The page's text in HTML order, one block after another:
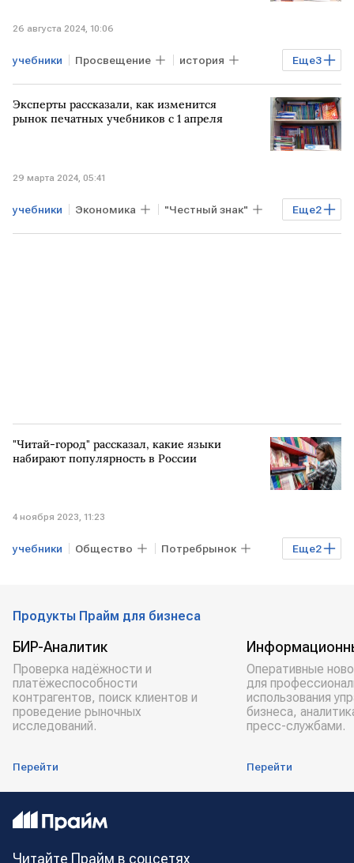
26 августа 2024, 10:06
Еще3
учебники Просвещение история
ФАС РФ
Эксперты рассказали, как изменится
рынок печатных учебников с 1 апреля
29 марта 2024, 05:41
Еще2
учебники Экономика "Честный знак"
книги образование
"Читай-город" рассказал, какие языки
набирают популярность в России
4 ноября 2023, 11:23
Еще2
учебники Общество Потребрынок
Продукты Прайм для бизнеса
БИР-Аналитик
Проверка надёжности и
платёжеспособности
контрагентов, поиск клиентов и
проведение рыночных
исследований.
Перейти
Оперативные
для
использования
бизнеса,
пресс-службами.
Перейти
Читайте Прайм в соцсетях